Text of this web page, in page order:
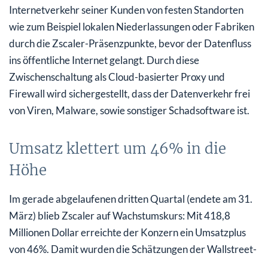
Internetverkehr seiner Kunden von festen Standorten
wie zum Beispiel lokalen Niederlassungen oder Fabriken
durch die Zscaler-Präsenzpunkte, bevor der Datenfluss
ins öffentliche Internet gelangt. Durch diese
Zwischenschaltung als Cloud-basierter Proxy und
Firewall wird sichergestellt, dass der Datenverkehr frei
von Viren, Malware, sowie sonstiger Schadsoftware ist.
Umsatz klettert um 46% in die
Höhe
Im gerade abgelaufenen dritten Quartal (endete am 31.
März) blieb Zscaler auf Wachstumskurs: Mit 418,8
Millionen Dollar erreichte der Konzern ein Umsatzplus
von 46%. Damit wurden die Schätzungen der Wallstreet-